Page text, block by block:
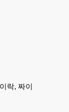
락, 짜이